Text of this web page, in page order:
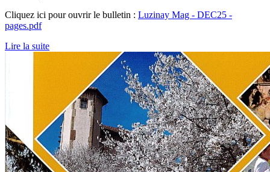
Cliquez ici pour ouvrir le bulletin : Luzinay Mag - DEC25 -
pages.pdf
Lire la suite